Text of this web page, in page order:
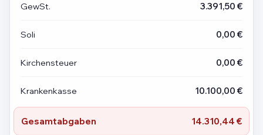
GewSt. 3.391,50 €
Soli 0,00 €
Kirchensteuer 0,00 €
Krankenkasse 10.100,00 €
Gesamtabgaben 14.310,44 €